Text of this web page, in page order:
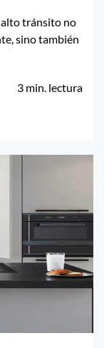
tránsito no
sino también
3 min. lectura